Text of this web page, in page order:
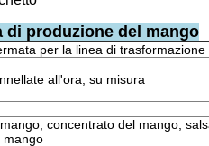
di produzione del mango
per la linea di
all'ora, su misura
concentrato del mango,
mango